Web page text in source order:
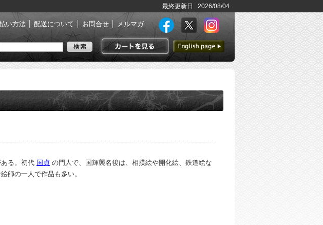
最終更新日 2026/08/04
い方法 配送について お問合せ メルマガ
カートを見る
英語ページへ
る。初代 国貞 の門人で、国輝襲名後は、相撲絵や開化絵、鉄道絵な
師の一人で作品も多い。